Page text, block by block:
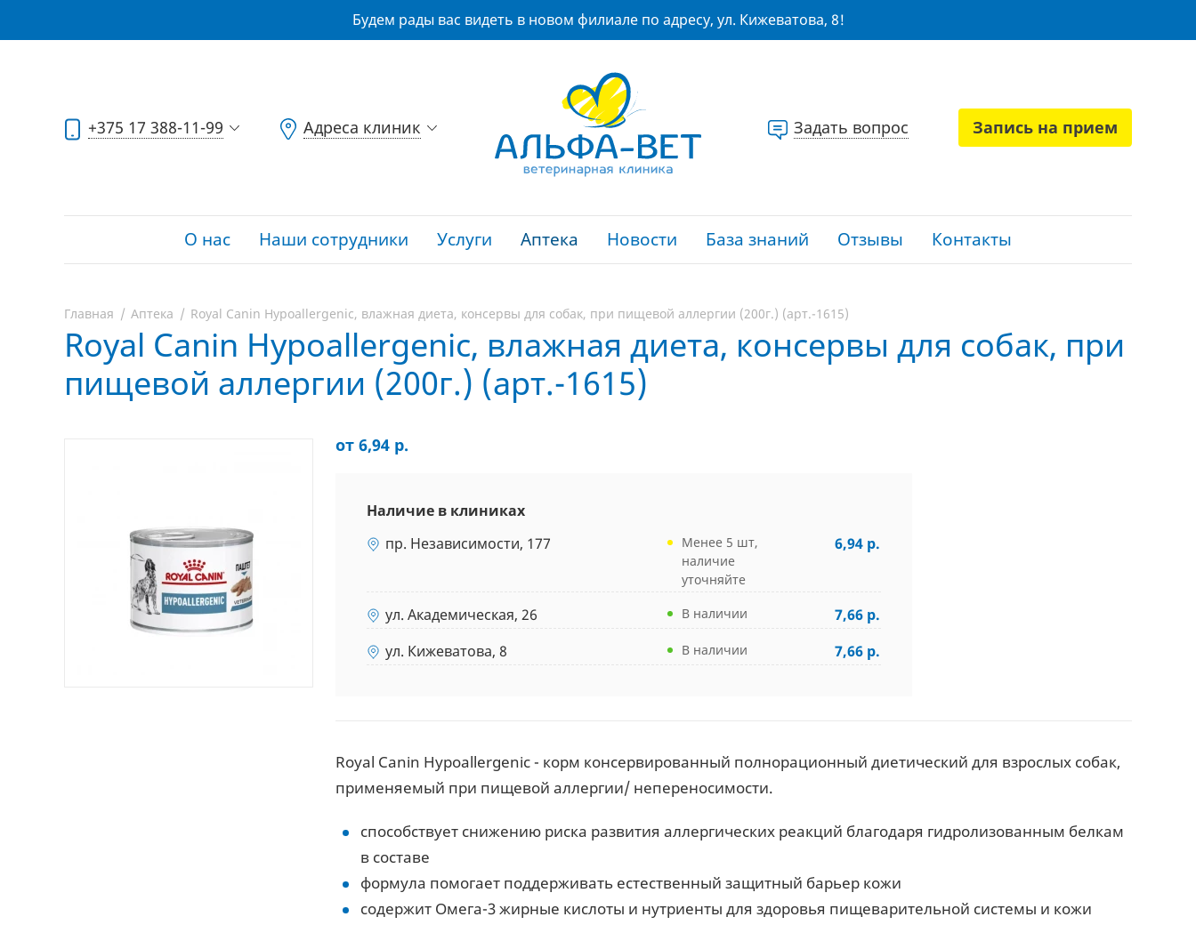
Будем рады вас видеть в новом филиале по адресу, ул. Кижеватова, 8!
+375 17 388-11-99 Адреса клиник Задать вопрос Запись на прием
О нас Наши сотрудники Услуги Аптека Новости База знаний Отзывы Контакты
Главная Аптека Royal Canin Hypoallergenic, влажная диета, консервы для собак, при пищевой аллергии (200г.) (арт.-1615)
Royal Canin Hypoallergenic, влажная диета, консервы для собак, при
пищевой аллергии (200г.) (арт.-1615)
от 6,94 р.
Наличие в клиниках
пр. Независимости, 177
Менее 5 шт,
наличие
уточняйте
6,94 р.
ул. Академическая, 26 В наличии
7,66 р.
ул. Кижеватова, 8
В наличии 7,66 р.
Royal Canin Hypoallergenic - корм консервированный полнорационный диетический для взрослых собак,
применяемый при пищевой аллергии/ непереносимости.
способствует снижению риска развития аллергических реакций благодаря гидролизованным белкам
в составе
формула помогает поддерживать естественный защитный барьер кожи
содержит Омега-3 жирные кислоты и нутриенты для здоровья пищеварительной системы и кожи